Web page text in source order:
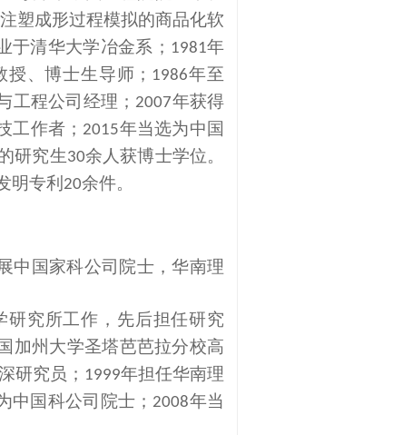
塑成形过程模拟的商品化软
于清华大学冶金系； 1981年
、博士生导师； 1986年至
工程公司经理； 2007年获得
工作者； 2015年当选为中国
研究生30余人获博士学位。
明专利 20余件。
中国家科公司院士，华南理
研究所工作，先后担任研究
加州大学圣塔芭芭拉分校高
研究员； 1999年担任华南理
中国科公司院士； 2008年当